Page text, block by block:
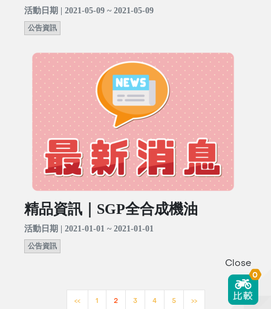
活動日期 | 2021-05-09 ~ 2021-05-09
公告資訊
精品資訊｜SGP全合成機油
活動日期 | 2021-01-01 ~ 2021-01-01
公告資訊
<< 1 2 3 4 5 >>
Close
0